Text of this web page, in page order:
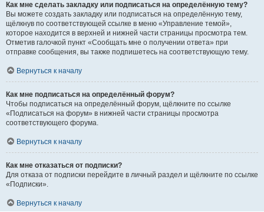
Как мне сделать закладку или подписаться на определённую тему?
Вы можете создать закладку или подписаться на определённую тему,
щёлкнув по соответствующей ссылке в меню «Управление темой»,
которое находится в верхней и нижней части страницы просмотра тем.
Отметив галочкой пункт «Сообщать мне о получении ответа» при
отправке сообщения, вы также подпишетесь на соответствующую тему.
Вернуться к началу
Как мне подписаться на определённый форум?
Чтобы подписаться на определённый форум, щёлкните по ссылке
«Подписаться на форум» в нижней части страницы просмотра
соответствующего форума.
Вернуться к началу
Как мне отказаться от подписки?
Для отказа от подписки перейдите в личный раздел и щёлкните по ссылке
«Подписки».
Вернуться к началу